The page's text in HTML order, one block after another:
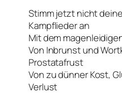
Stimm jetzt nicht
Kampflieder an
Mit dem
Von Inbrunst und
Prostatafrust
Von zu dünner Kost,
Verlust